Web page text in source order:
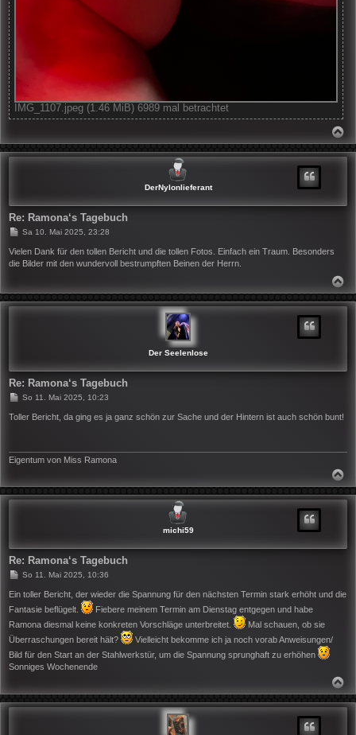
IMG_1107.jpeg (1.46 MiB) 6989 mal betrachtet
C
DerNylonlieferant
Re: Ramona‘s Tagebuch
B
i
Sa 10. Mai 2025, 23:28
Vielen Dank für den tollen Bericht und die tollen Fotos. Einfach ein Traum. Besonders
die Bilder mit den wundervoll bestrumpften Beinen der Herrn.
C
Der Seelenlose
Re: Ramona‘s Tagebuch
B
i
g
So 11. Mai 2025, 10:23
Toller Bericht, da ging es ja ganz schön zur Sache und der Hintern ist auch schön bunt!
Eigentum von Miss Ramona
michi59
Re: Ramona‘s Tagebuch
B
i
r
a
So 11. Mai 2025, 10:36
Ein toller Bericht, der wieder die Spannung für den nächsten Termin stark erhöht und die
Fantasie beflügelt.
Fiebere meinem Termin am Dienstag entgegen und habe
Ramona diesmal keine konkreten Vorschläge unterbreitet.
Mal schauen, ob sie
Überraschungen bereit hält?
Vielleicht bekomme ich ja noch vorab Anweisungen/
Bild für den Start an der Stahlwerkstür, um die Spannung sprunghaft zu erhöhen
Sonniges Wochenende
C